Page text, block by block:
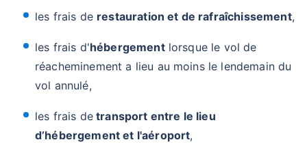
les frais de restauration et de rafraîchissement,
les frais d'hébergementlorsque le vol de
réacheminement a lieu au moins le lendemain du
vol annulé,
les frais detransport entre le lieu
d’hébergement et l'aéroport,